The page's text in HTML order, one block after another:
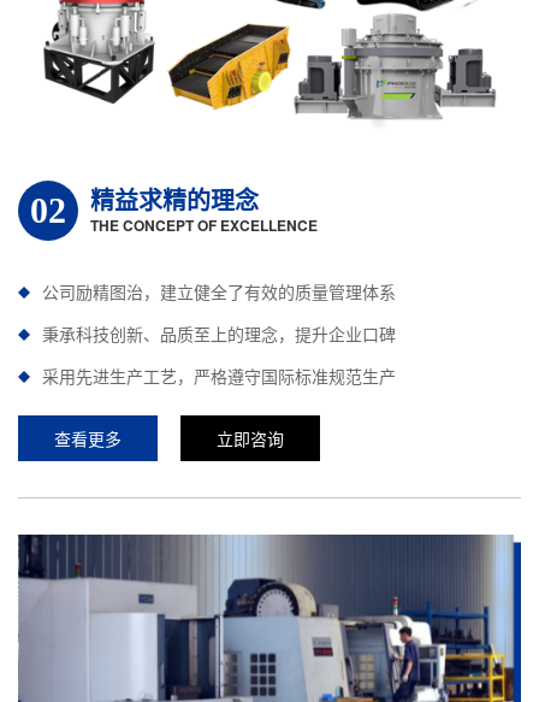
02 精益求精的理念
THE CONCEPT OF EXCELLENCE
公司励精图治，建立健全了有效的质量管理体系
秉承科技创新、品质至上的理念，提升企业口碑
采用先进生产工艺，严格遵守国际标准规范生产
查看更多 立即咨询